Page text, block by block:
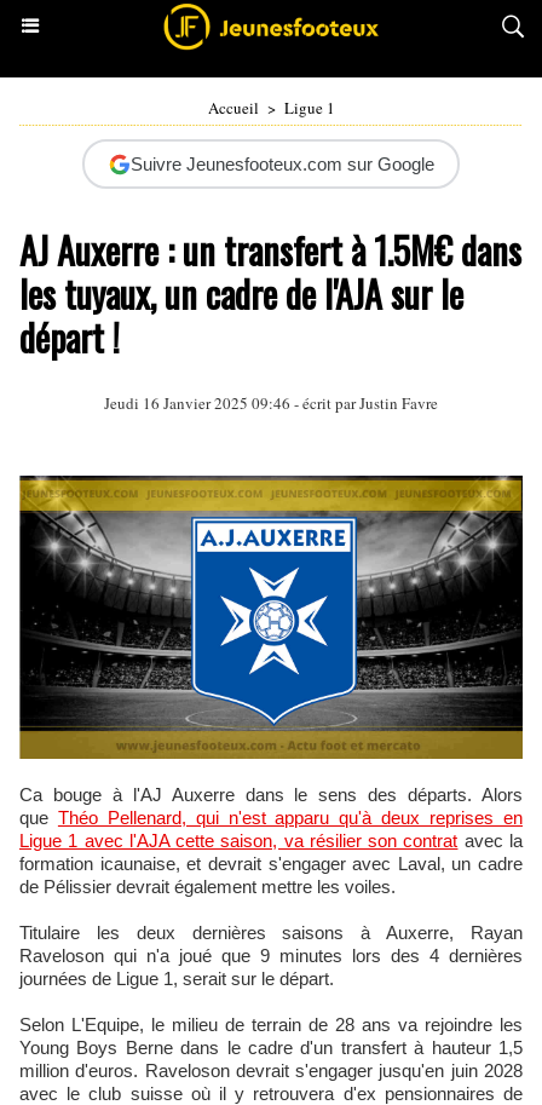
Accueil > Ligue 1
Suivre Jeunesfooteux.com sur Google
AJ Auxerre : un transfert à 1.5M€ dans
les tuyaux, un cadre de l'AJA sur le
départ !
Jeudi 16 Janvier 2025 09:46 - écrit parJustin Favre
Ca bouge à l'AJ Auxerre dans le sens des départs. Alors
que Théo Pellenard, qui n'est apparu qu'à deux reprises en
Ligue 1 avec l'AJA cette saison, va résilier son contrat avec la
formation icaunaise, et devrait s'engager avec Laval, un cadre
de Pélissier devrait également mettre les voiles.
Titulaire les deux dernières saisons à Auxerre, Rayan
Raveloson qui n'a joué que 9 minutes lors des 4 dernières
journées de Ligue 1, serait sur le départ.
Selon L'Equipe, le milieu de terrain de 28 ans va rejoindre les
Young Boys Berne dans le cadre d'un transfert à hauteur 1,5
million d'euros. Raveloson devrait s'engager jusqu'en juin 2028
avec le club suisse où il y retrouvera d'ex pensionnaires de